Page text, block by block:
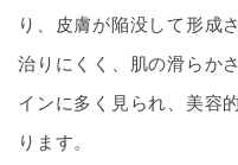
り、皮膚が陥没して形成
治りにくく、肌の滑らか
インに多く見られ、美容
ります。